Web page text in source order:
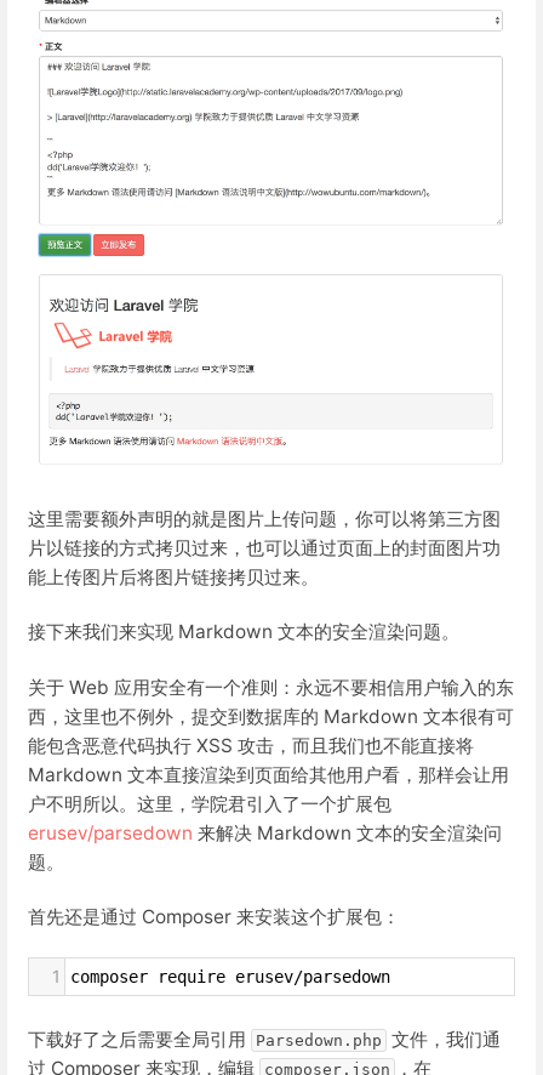
这里需要额外声明的就是图片上传问题，你可以将第三方图
片以链接的方式拷贝过来，也可以通过页面上的封面图片功
能上传图片后将图片链接拷贝过来。
接下来我们来实现 Markdown 文本的安全渲染问题。
关于 Web 应用安全有一个准则：永远不要相信用户输入的东
西，这里也不例外，提交到数据库的 Markdown 文本很有可
能包含恶意代码执行 XSS 攻击，而且我们也不能直接将
Markdown 文本直接渲染到页面给其他用户看，那样会让用
户不明所以。这里，学院君引入了一个扩展包
erusev/parsedown 来解决 Markdown 文本的安全渲染问
题。
首先还是通过 Composer 来安装这个扩展包：
1 composer require erusev/parsedown
下载好了之后需要全局引用 Parsedown.php 文件，我们通
过 Composer 来实现，编辑 composer.json ，在